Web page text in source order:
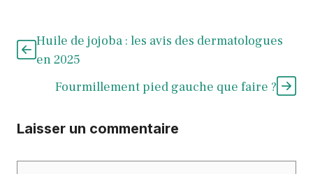
Huile de jojoba : les avis des dermatologues
en 2025
Fourmillement pied gauche que faire ?
Laisser un commentaire